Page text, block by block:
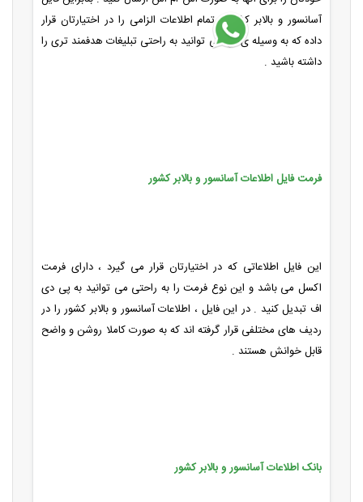
آسانسور و بالابر کشور ، تمام اطلاعات الزامی را در اختیارتان قرار
داده که به وسیله ی آن می توانید به راحتی تبلیغات هدفمند تری را
داشته باشید .
فرمت فایل اطلاعات آسانسور و بالابر کشور
این فایل اطلاعاتی که در اختیارتان قرار می گیرد ، دارای فرمت
اکسل می باشد و این نوع فرمت را به راحتی می توانید به پی دی
اف تبدیل کنید . در این فایل ، اطلاعات آسانسور و بالابر کشور را در
ردیف های مختلفی قرار گرفته اند که به صورت کاملا روشن و واضح
قابل خوانش هستند .
بانک اطلاعات آسانسور و بالابر کشور